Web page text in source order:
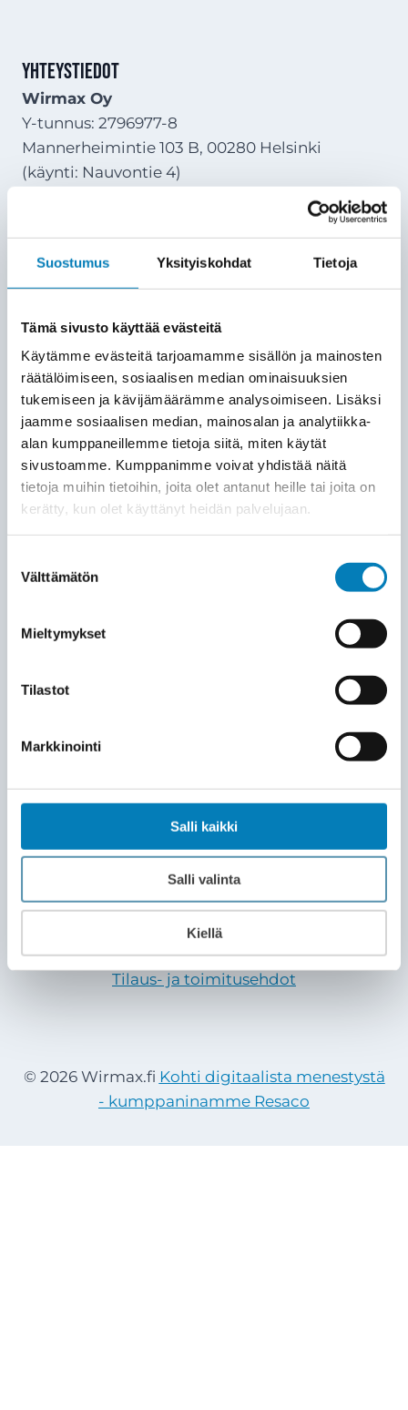
Suostumus Yksityiskohdat Tietoja
Tämä sivusto käyttää evästeitä
Käytämme evästeitä tarjoamamme sisällön ja mainosten
räätälöimiseen, sosiaalisen median ominaisuuksien
tukemiseen ja kävijämäärämme analysoimiseen. Lisäksi
jaamme sosiaalisen median, mainosalan ja analytiikka-
alan kumppaneillemme tietoja siitä, miten käytät
sivustoamme. Kumppanimme voivat yhdistää näitä
tietoja muihin tietoihin, joita olet antanut heille tai joita on
kerätty, kun olet käyttänyt heidän palvelujaan.
valinta
Välttämätön
Mieltymykset
Tilastot
Markkinointi
Salli kaikki
Salli valinta
Kiellä
Yhteystiedot
Wirmax Oy
Y-tunnus: 2796977-8
Mannerheimintie 103 B, 00280 Helsinki
(käynti: Nauvontie 4)
Wirmax Lämpöpumput Oy
lampopumput@wirmax.fi
Sivut
Wirmax yrityksenä
Referenssit
Ota yhteyttä
Wirmax Rahoitus
Usein kysytyt kysymykset
Hinnasto
Tietosuojaseloste
Tilaus- ja toimitusehdot
© 2026 Wirmax.fi Kohti digitaalista menestystä
- kumppaninamme Resaco